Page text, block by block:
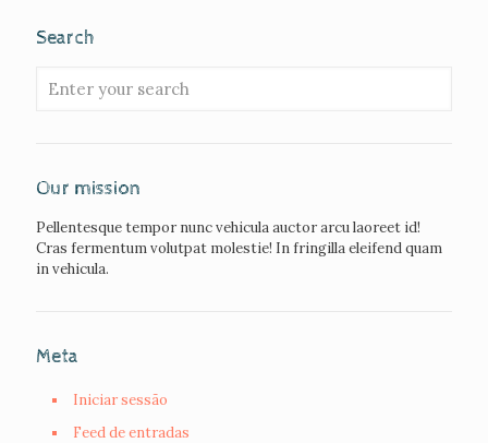
Search
Our mission
Pellentesque tempor nunc vehicula auctor arcu laoreet id!
Cras fermentum volutpat molestie! In fringilla eleifend quam
in vehicula.
Meta
Iniciar sessão
Feed de entradas